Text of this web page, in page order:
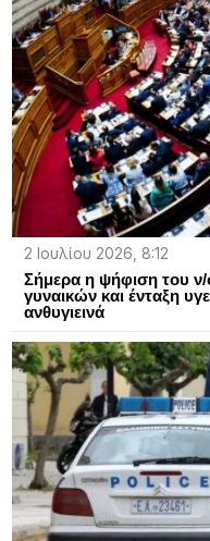
2 Ιουλίου 2026, 8:12
Σήμερα η ψήφιση του
γυναικών και ένταξη
ανθυγιεινά